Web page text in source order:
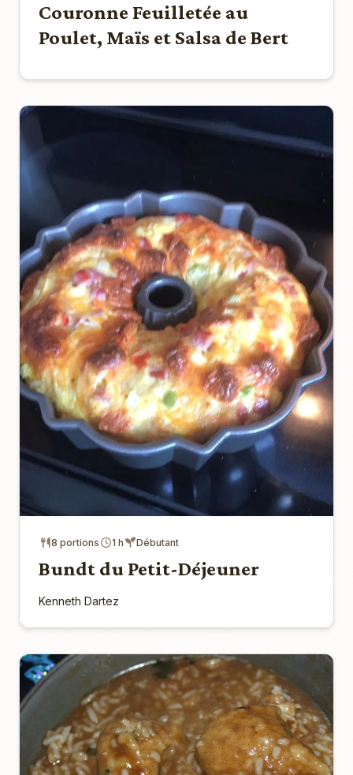
Couronne Feuilletée au
Poulet, Maïs et Salsa de Bert
8 portions 1 h Débutant
Bundt du Petit-Déjeuner
Kenneth Dartez